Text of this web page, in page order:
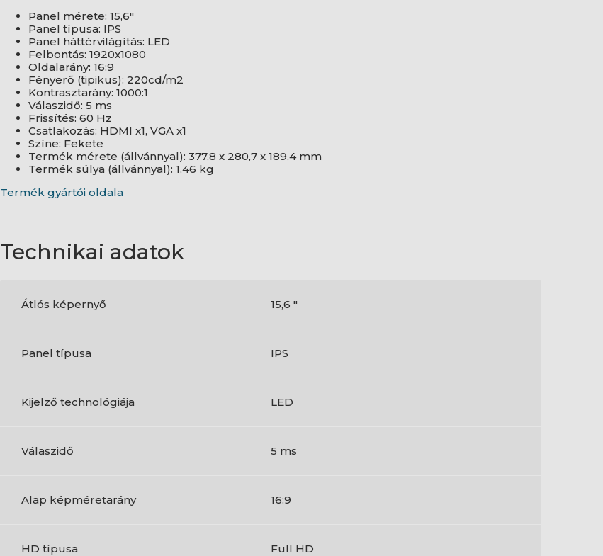
Panel mérete: 15,6"
Panel típusa: IPS
Panel háttérvilágítás: LED
Felbontás: 1920x1080
Oldalarány: 16:9
Fényerő (tipikus): 220cd/m2
Kontrasztarány: 1000:1
Válaszidő: 5 ms
Frissítés: 60 Hz
Csatlakozás: HDMI x1, VGA x1
Színe: Fekete
Termék mérete (állvánnyal): 377,8 x 280,7 x 189,4 mm
Termék súlya (állvánnyal): 1,46 kg
Termék gyártói oldala
Technikai adatok
Átlós képernyő 15,6 "
Panel típusa IPS
Kijelző technológiája LED
Válaszidő 5 ms
Alap képméretarány 16:9
HD típusa Full HD